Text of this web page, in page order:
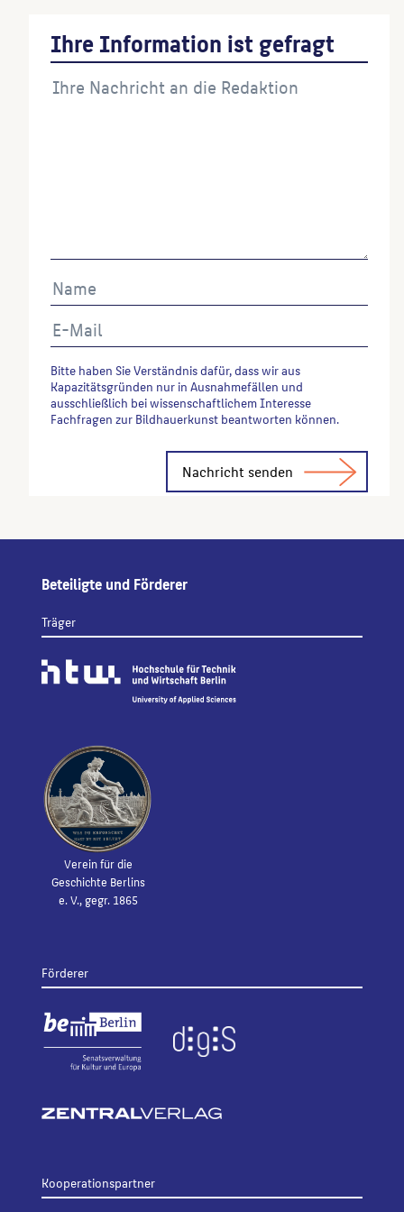
Ihre Information ist gefragt
Bitte haben Sie Verständnis dafür, dass wir aus
Kapazitätsgründen nur in Ausnahmefällen und
ausschließlich bei wissenschaftlichem Interesse
Fachfragen zur Bildhauerkunst beantworten können.
Beteiligte und Förderer
Träger
Verein für die
Geschichte Berlins
e. V., gegr. 1865
Förderer
Kooperationspartner